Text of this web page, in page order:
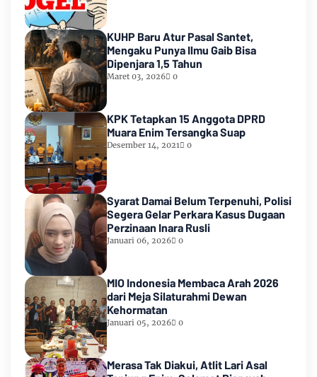
KUHP Baru Atur Pasal Santet,
Mengaku Punya Ilmu Gaib Bisa
Dipenjara 1,5 Tahun
Maret 03, 2026 0
KPK Tetapkan 15 Anggota DPRD
Muara Enim Tersangka Suap
Desember 14, 2021 0
Syarat Damai Belum Terpenuhi, Polisi
Segera Gelar Perkara Kasus Dugaan
Perzinaan Inara Rusli
Januari 06, 2026 0
MIO Indonesia Membaca Arah 2026
dari Meja Silaturahmi Dewan
Kehormatan
Januari 05, 2026 0
Merasa Tak Diakui, Atlit Lari Asal